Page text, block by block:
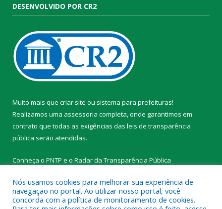
DESENVOLVIDO POR CR2
Muito mais que criar site ou sistema para prefeituras!
Realizamos uma assessoria completa, onde garantimos em
contrato que todas as exigências das leis de transparência
pública serão atendidas.
Conheça o PNTP e o Radar da Transparência Pública
Nós usamos cookies para melhorar sua experiência de
navegação no portal. Ao utilizar nosso portal, você
concorda com a política de monitoramento de cookies.